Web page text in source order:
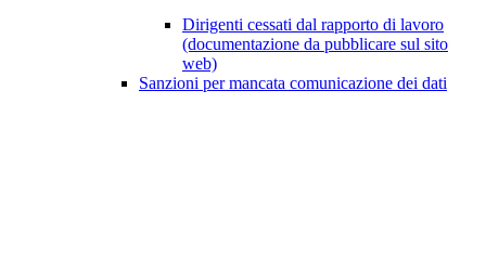
Dirigenti cessati dal rapporto di lavoro
(documentazione da pubblicare sul sito
web)
Sanzioni per mancata comunicazione dei dati